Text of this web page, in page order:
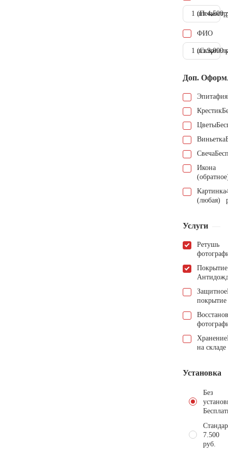
1 шт.4.500
ФИО
1 шт.9.000
Доп.
Эпитафия
Крестик
Цветы
Виньетка
Свеча
Икона
Картинка
(любая)
Услуги
Ретушь
Покрытие
Защитное
покрытие
Хранение
на складе
Установка
Без
7.500
руб.